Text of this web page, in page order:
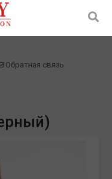
/>
Обратная связь